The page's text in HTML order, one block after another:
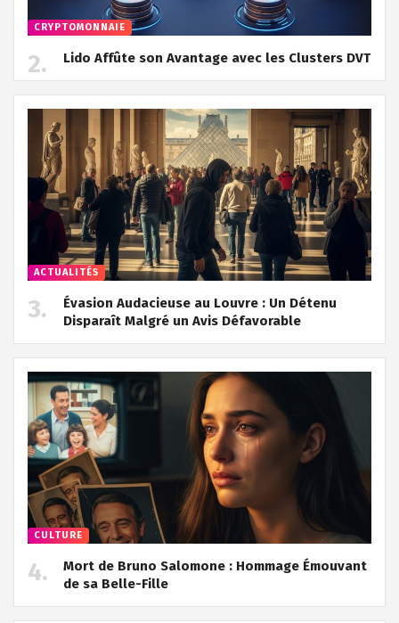
CRYPTOMONNAIE
Lido Affûte son Avantage avec les Clusters DVT
ACTUALITÉS
Évasion Audacieuse au Louvre : Un Détenu
Disparaît Malgré un Avis Défavorable
CULTURE
Mort de Bruno Salomone : Hommage Émouvant
de sa Belle-Fille